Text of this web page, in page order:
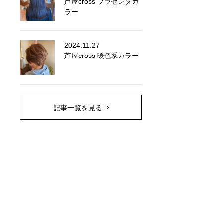
ラー
2024.11.27
芦屋cross 暖色系カラー
記事一覧を見る